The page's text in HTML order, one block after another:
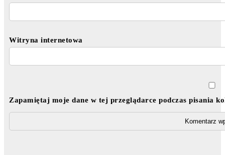
Witryna internetowa
Zapamiętaj moje dane w tej przeglądarce podczas pisania